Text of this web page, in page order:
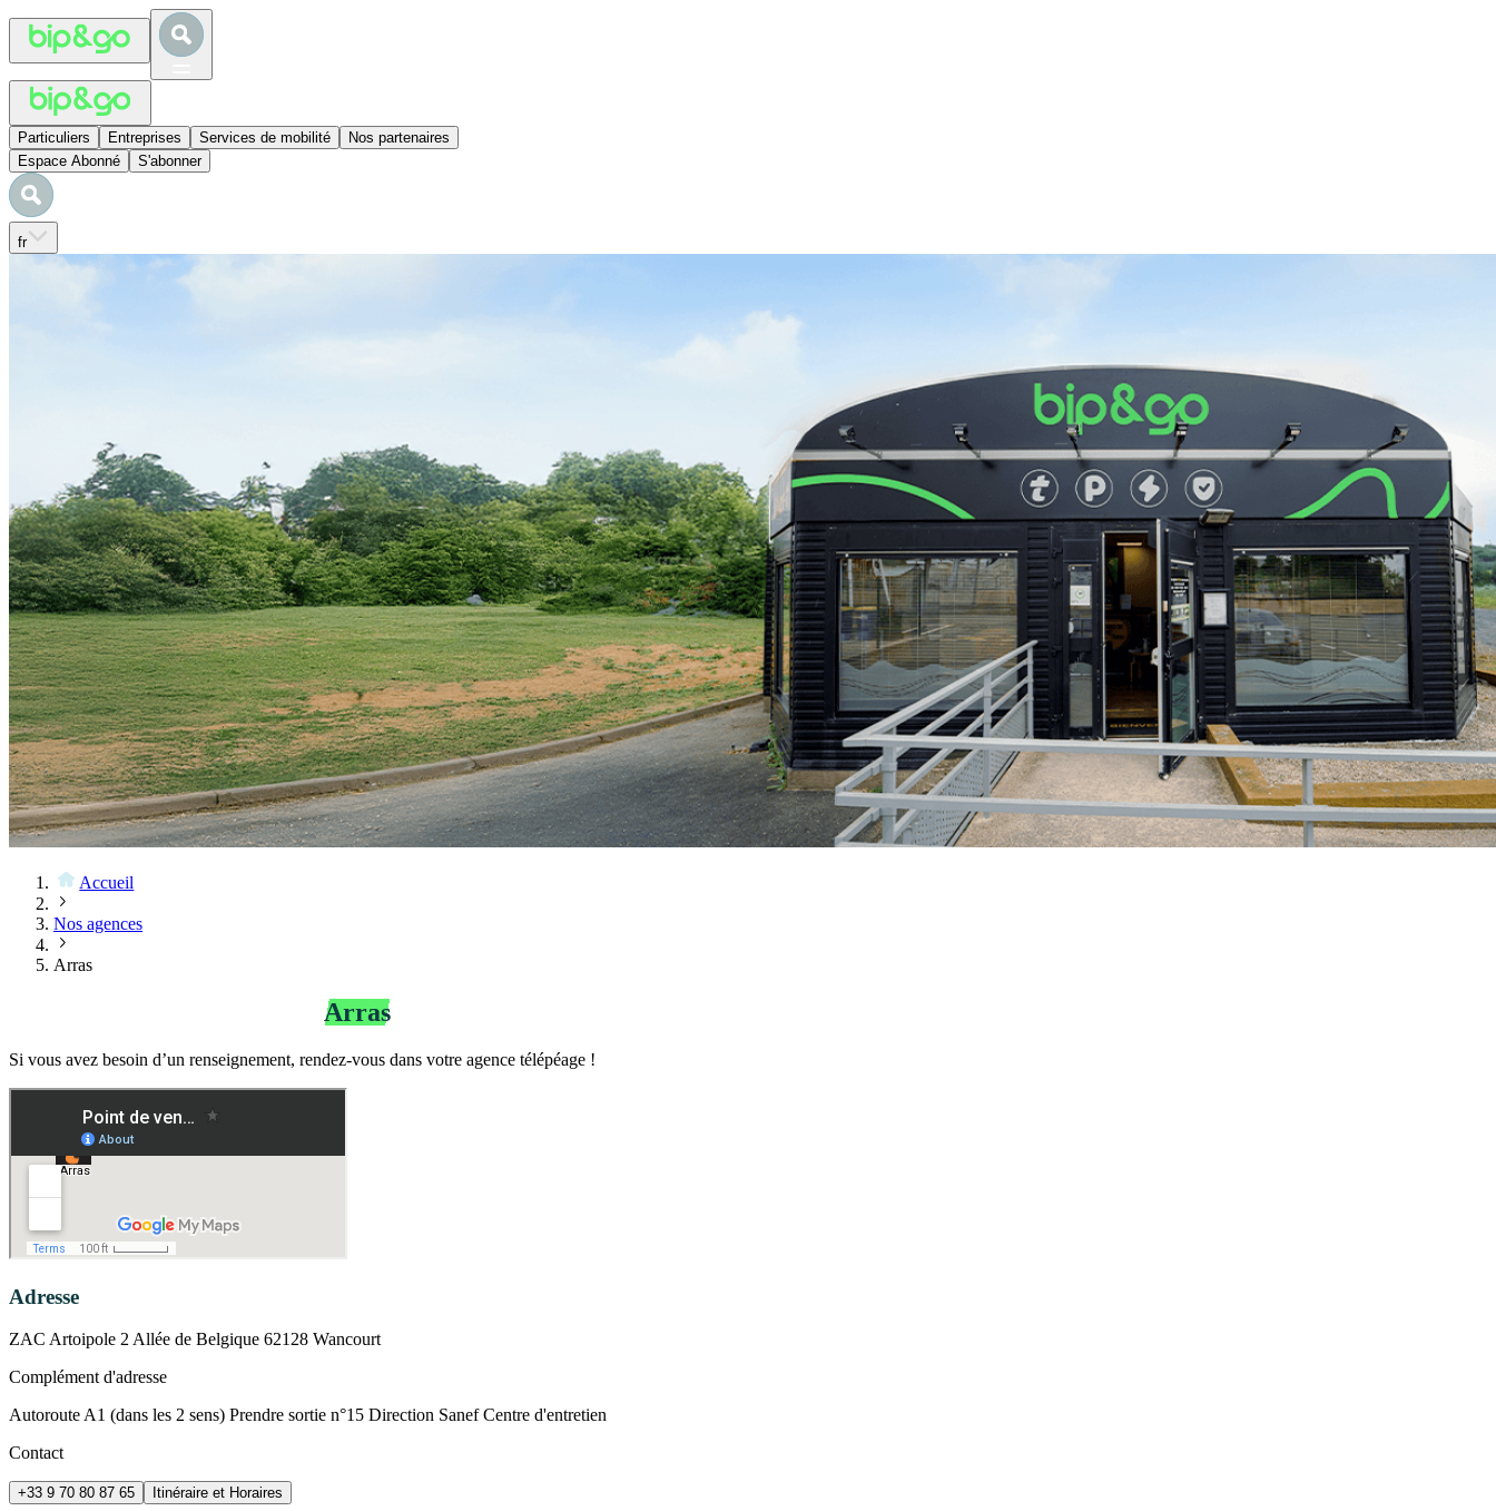
Particuliers Entreprises Services de mobilité
Nos partenaires
Espace Abonné
S'abonner
fr
Accueil
Nos agences
Arras
Arras
Si vous avez besoin d’un renseignement, rendez-vous dans votre agence télépéage !
Adresse
ZAC Artoipole 2 Allée de Belgique 62128 Wancourt
Complément d'adresse
Autoroute A1 (dans les 2 sens) Prendre sortie n°15 Direction Sanef Centre d'entretien
Contact
+33 9 70 80 87 65 Itinéraire et Horaires